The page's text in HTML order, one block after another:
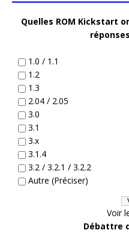
Quelles ROM Kickstart
1.0 / 1.1
1.2
1.3
2.04 / 2.05
3.0
3.1
3.x
3.1.4
3.2 / 3.2.1 / 3.2.2
Autre (Préciser)
Voir
Débattre